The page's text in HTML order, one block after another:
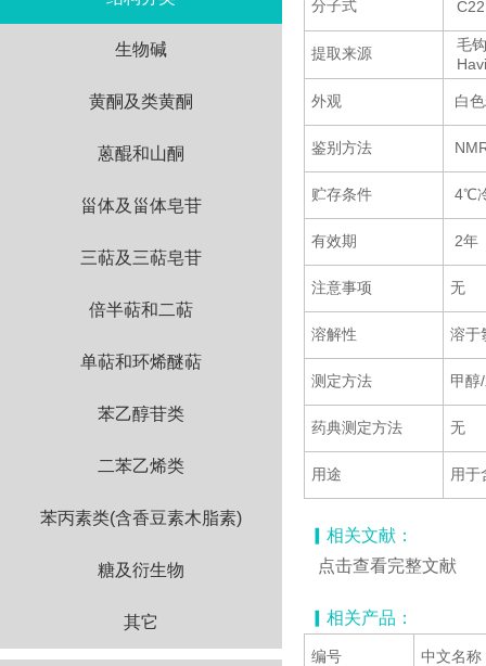
生物碱
黄酮及类黄酮
蒽醌和山酮
甾体及甾体皂苷
三萜及三萜皂苷
倍半萜和二萜
单萜和环烯醚萜
苯乙醇苷类
二苯乙烯类
苯丙素类(含香豆素木脂素)
糖及衍生物
其它
分子式
提取来源
毛
外观 白
4℃
2年
无
鉴别方法
贮存条件
有效期
注意事项
溶解性 溶于
测定方法 甲醇
药典测定方法 无
用途 用于
▎相关文献：
点击查看完整文献
▎相关产品：
编号 中文名称